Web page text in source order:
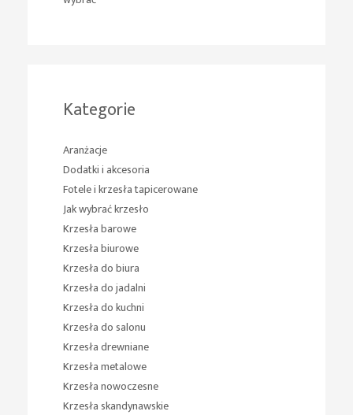
Kategorie
Aranżacje
Dodatki i akcesoria
Fotele i krzesła tapicerowane
Jak wybrać krzesło
Krzesła barowe
Krzesła biurowe
Krzesła do biura
Krzesła do jadalni
Krzesła do kuchni
Krzesła do salonu
Krzesła drewniane
Krzesła metalowe
Krzesła nowoczesne
Krzesła skandynawskie